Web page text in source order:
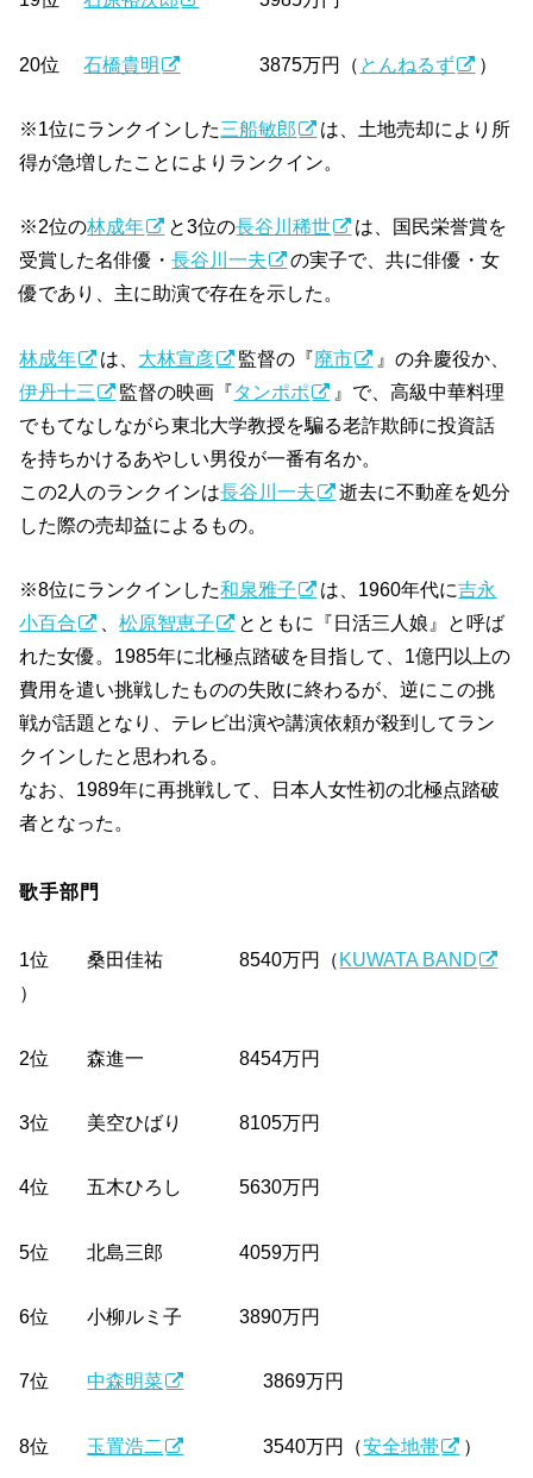
20位石橋貴明 3875万円（ とんねるず ）
※1位にランクインした三船敏郎
は、土地売却により所
得が急増したことによりランクイン。
※2位の林成年 と3位の長谷川稀世
は、国民栄誉賞を
受賞した名俳優・長谷川一夫
の実子で、共に俳優・女
優であり、主に助演で存在を示した。
林成年 は、 大林宣彦 監督の『廃市
』の弁慶役か、
伊丹十三
監督の映画『タンポポ
』で、高級中華料理
でもてなしながら東北大学教授を騙る老詐欺師に投資話
を持ちかけるあやしい男役が一番有名か。
この2人のランクインは長谷川一夫
逝去に不動産を処分
した際の売却益によるもの。
※8位にランクインした和泉雅子 は、1960年代に吉永
小百合
、松原智恵子
とともに『日活三人娘』と呼ば
れた女優。1985年に北極点踏破を目指して、1億円以上の
費用を遣い挑戦したものの失敗に終わるが、逆にこの挑
戦が話題となり、テレビ出演や講演依頼が殺到してラン
クインしたと思われる。
なお、1989年に再挑戦して、日本人女性初の北極点踏破
者となった。
歌手部門
1位 桑田佳祐 8540万円（KUWATA BAND
）
2位 森進一 8454万円
3位 美空ひばり 8105万円
4位 五木ひろし 5630万円
5位 北島三郎 4059万円
6位 小柳ルミ子 3890万円
7位中森明菜 3869万円
8位 玉置浩二 3540万円（安全地帯 ）